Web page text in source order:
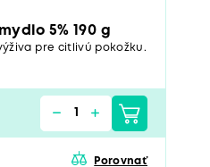
5% 190 g
pre citlivú pokožku.
Porovnať